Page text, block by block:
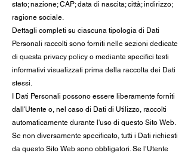
stato; nazione; CAP; data di nascita; città; indirizzo;
ragione sociale.
Dettagli completi su ciascuna tipologia di Dati
Personali raccolti sono forniti nelle sezioni dedicate
di questa privacy policy o mediante specifici testi
informativi visualizzati prima della raccolta dei Dati
stessi.
I Dati Personali possono essere liberamente forniti
dall'Utente o, nel caso di Dati di Utilizzo, raccolti
automaticamente durante l'uso di questo Sito Web.
Se non diversamente specificato, tutti i Dati richiesti
da questo Sito Web sono obbligatori. Se l’Utente